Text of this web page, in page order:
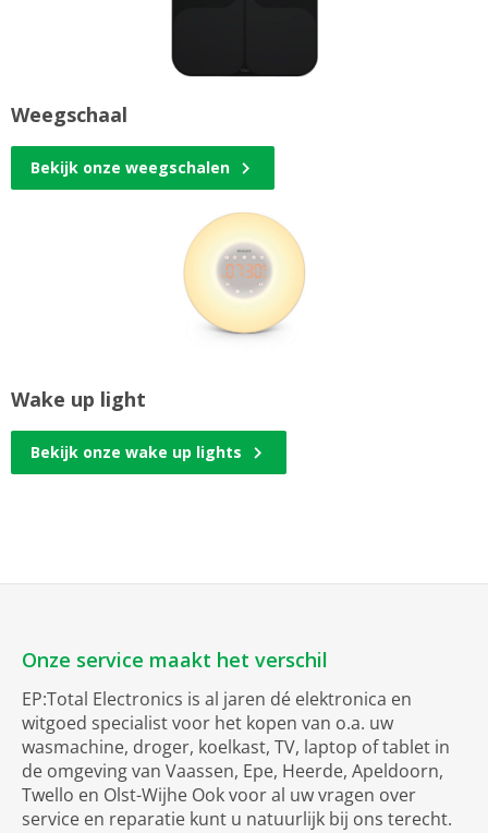
Weegschaal
Bekijk onze weegschalen
Wake up light
Bekijk onze wake up lights
Onze service maakt het verschil
EP:Total Electronics is al jaren dé elektronica en
witgoed specialist voor het kopen van o.a. uw
wasmachine, droger, koelkast, TV, laptop of tablet in
de omgeving van Vaassen, Epe, Heerde, Apeldoorn,
Twello en Olst-Wijhe Ook voor al uw vragen over
service en reparatie kunt u natuurlijk bij ons terecht.